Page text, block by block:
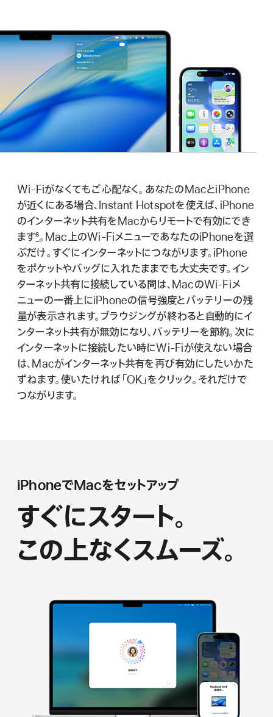
Wi - Fiがなくてもご心配なく。あなたのMacとiPhone
が近くにある場合、Instant Hotspotを使えば、iPhone
のインターネット共有をMacからリモートで有効にでき
ま す6。Mac上のWi - FiメニューであなたのiPhoneを選
ぶだけ。すぐにインターネットにつながります。iPhone
をポケットやバッグに入れたままでも大丈夫です。イン
ターネット共有に接続している間は、MacのWi - Fiメ
ニューの一番上にiPhoneの信号強度とバッテリーの残
量が表示されます。ブラウジングが終わると自動的にイ
ンターネット共有が無効になり、バッテリーを節約。次に
インターネットに接続したい時にWi - Fiが使えない場合
は、Macがインターネ ッ ト共有を再び有効にしたいかた
ずねます。使いたければ「OK」をクリック。それだけで
つながりま す 。
iPhoneでMacをセ ッ ト ア ッ プ
すぐにスタート。
この上なくス ム ー ズ 。